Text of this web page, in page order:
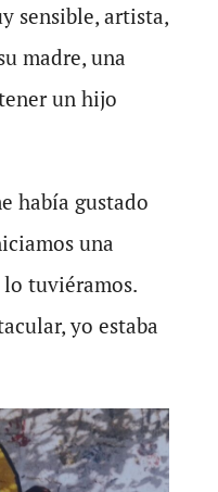
sensible, artista,
madre, una
un hijo
había gustado
una
tuviéramos.
yo estaba